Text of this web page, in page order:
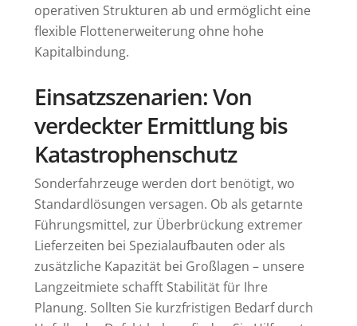
operativen Strukturen ab und ermöglicht eine
flexible Flottenerweiterung ohne hohe
Kapitalbindung.
Einsatzszenarien: Von
verdeckter Ermittlung bis
Katastrophenschutz
Sonderfahrzeuge werden dort benötigt, wo
Standardlösungen versagen. Ob als getarnte
Führungsmittel, zur Überbrückung extremer
Lieferzeiten bei Spezialaufbauten oder als
zusätzliche Kapazität bei Großlagen – unsere
Langzeitmiete schafft Stabilität für Ihre
Planung. Sollten Sie kurzfristigen Bedarf durch